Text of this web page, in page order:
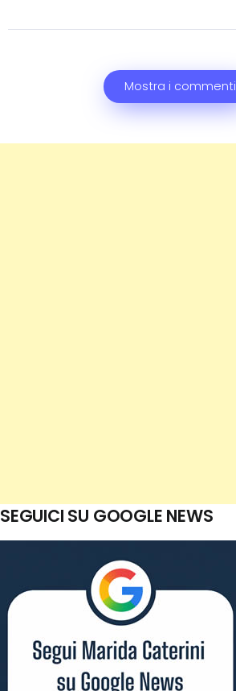
Mostra i commenti
SEGUICI SU GOOGLE NEWS